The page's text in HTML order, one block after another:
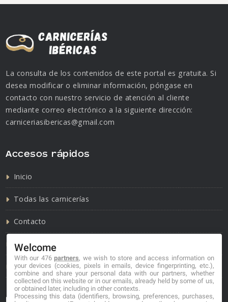
La consulta de los contenidos de este portal es gratuita. Si
desea modificar o eliminar información, póngase en
contacto con nuestro servicio de atención al cliente
mediante correo electrónico a la siguiente dirección:
carniceriasibericas@gmail.com
Accesos rápidos
Inicio
Todas las carnicerías
Contacto
Política de cookies
Política de privacidad
Welcome
With our 476partners, we wish to store and access information on
your devices (cookies, pixels in emails, device fingerprinting, etc.),
combine and share your personal data with our partners, whether
collected on this website or in our emails, already held by some of us,
or obtained later, including in other contexts.
Processing this data (identifiers, browsing, preferences, purchases,